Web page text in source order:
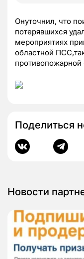
Онуточнил, что
потерявшихся
мероприятиях
областной
Поделиться
Новости